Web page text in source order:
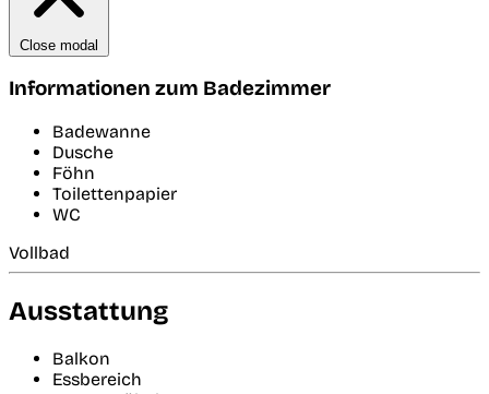
Close modal
Informationen zum Badezimmer
Badewanne
Dusche
Föhn
Toilettenpapier
WC
Vollbad
Ausstattung
Balkon
Essbereich